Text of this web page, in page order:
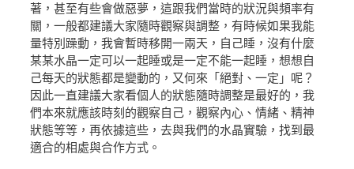
著，甚至有些會做惡夢，這跟我們當時的狀況與頻率有
關，一般都建議大家隨時觀察與調整，有時候如果我能
量特別躁動，我會暫時移開一兩天，自己睡，沒有什麼
某某水晶一定可以一起睡或是一定不能一起睡，想想自
己每天的狀態都是變動的，又何來「絕對、一定」呢？
因此一直建議大家看個人的狀態隨時調整是最好的，我
們本來就應該時刻的觀察自己，觀察內心、情緒、精神
狀態等等，再依據這些，去與我們的水晶實驗，找到最
適合的相處與合作方式。